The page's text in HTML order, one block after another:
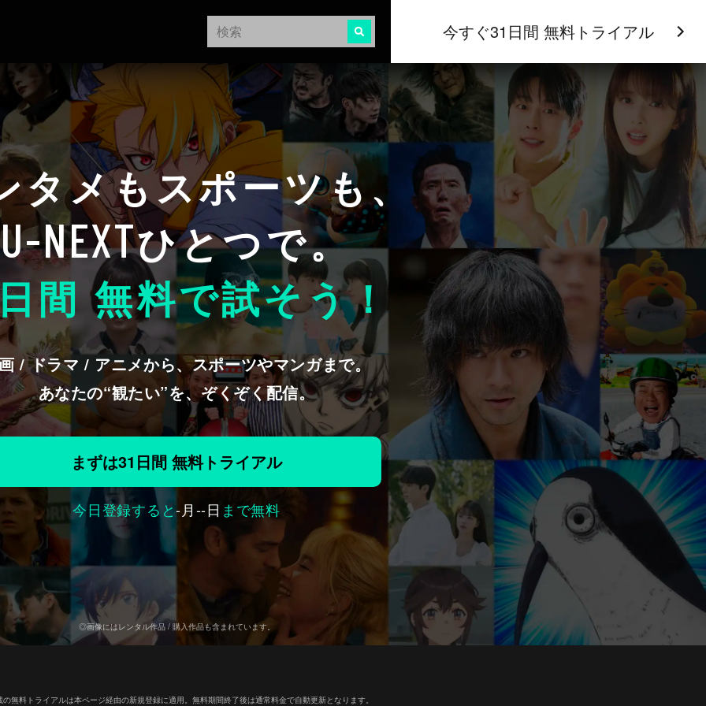
今すぐ31日間 無料トライアル
タメもスポーツも、
U-NEXTひとつで。
間 無料で試そう！
/ ドラマ / アニメから、スポーツやマンガまで。
あなたの“観たい”を、ぞくぞく配信。
まずは31日間 無料トライアル
今日登録すると-月--日 まで無料
◎画像にはレンタル作品 / 購入作品も含まれています。
無料トライアルは本ページ経由の新規登録に適用。無料期間終了後は通常料金で自動更新となります。